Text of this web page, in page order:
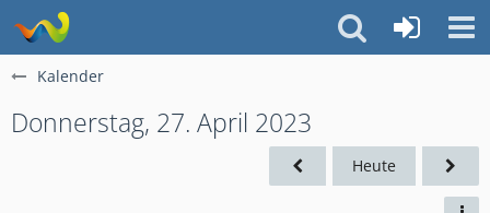
Kalender
Donnerstag, 27. April 2023
Heute